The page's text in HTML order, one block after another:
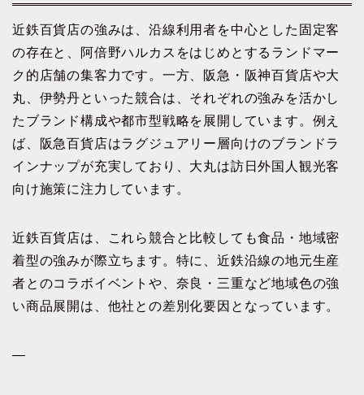
近鉄百貨店の強みは、沿線利用者を中心とした固定客
の存在と、阿倍野ハルカスをはじめとするランドマー
ク的店舗の集客力です。一方、阪急・阪神百貨店や大
丸、伊勢丹といった競合は、それぞれの強みを活かし
たブランド構成や都市型戦略を展開しています。例え
ば、阪急百貨店はラグジュアリー層向けのブランドラ
インナップが充実しており、大丸は訪日外国人観光客
向け施策に注力しています。
近鉄百貨店は、これら競合と比較しても食品・地域密
着型の強みが際立ちます。特に、近鉄沿線の地元生産
者とのコラボイベントや、奈良・三重など地域色の強
い商品展開は、他社との差別化要因となっています。
—